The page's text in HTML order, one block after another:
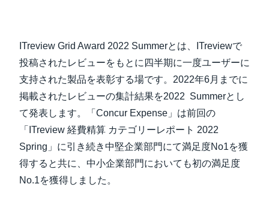
ITreview Grid Award 2022 Summerとは、ITreviewで
投稿されたレビューをもとに四半期に一度ユーザーに
支持された製品を表彰する場です。2022年6月までに
掲載されたレビューの集計結果を2022 Summerとし
て発表します。「Concur Expense」は前回の
「ITreview 経費精算 カテゴリーレポート 2022
Spring」に引き続き中堅企業部門にて満足度No1を獲
得すると共に、中小企業部門においても初の満足度
No.1を獲得しました。